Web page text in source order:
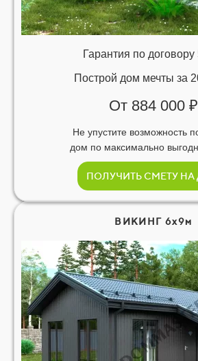
Гарантия по договору
Построй дом мечты за
От 884 000 ₽
Не упустите возможность
дом по максимально
ПОЛУЧИТЬ СМЕТУ
ВИКИНГ 6х9м